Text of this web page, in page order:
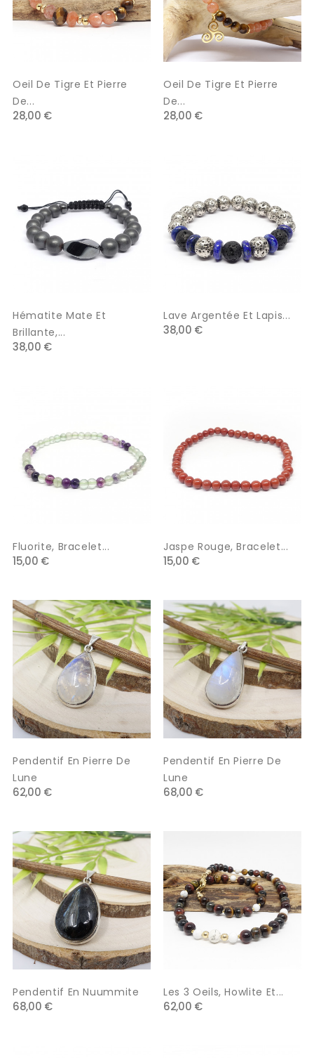
Oeil De Tigre Et Pierre
De...
28,00 €
Oeil De Tigre Et Pierre
De...
28,00 €
Hématite Mate Et
Brillante,...
38,00 €
Lave Argentée Et Lapis...
38,00 €
Fluorite, Bracelet...
15,00 €
Jaspe Rouge, Bracelet...
15,00 €
Pendentif En Pierre De
Lune
62,00 €
Pendentif En Pierre De
Lune
68,00 €
Pendentif En Nuummite
68,00 €
Les 3 Oeils, Howlite Et...
62,00 €